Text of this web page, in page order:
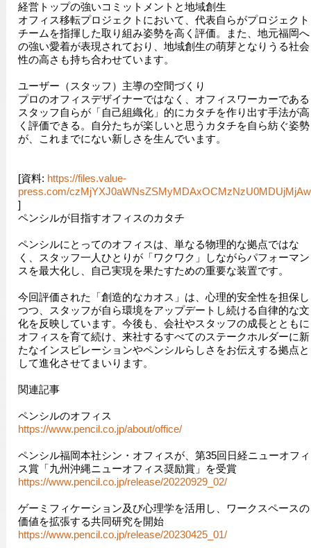
経営トップの強いコミットメントと地域創生
オフィス移転プロジェクトにおいて、代表自らがプロジェクト
チームを指揮した取り組み姿勢を高く評価。また、地元福岡へ
の強い愛着が表現されており、地域創生の萌芽となりうる社会
性の高さも持ち合わせています。
ユーザー（スタッフ）主導の空間づくり
プロのオフィスデザイナーではなく、オフィスワーカーである
スタッフ自らが「自己組織化」的にカタチを作り出す手法が高
く評価できる。自分たちが楽しいと思うカタチを自ら紡ぐ姿勢
が、これまでにない新しさを生んでいます。
[資料: https://files.value-
press.com/
]
ペンシルが目指すオフィスのカタチ
ペンシルにとってのオフィスは、単なる物理的な拠点ではな
く、スタッフ一人ひとりが「ワクワク」しながらパフォーマン
スを最大化し、自己実現を果たすための重要な装置です。
今回評価された「創造的なカオス」は、心理的安全性を担保し
つつ、スタッフが自ら環境をアップデートし続ける自律的な文
化を反映しています。今後も、会社やスタッフの成長とともに
オフィスを育て続け、来社するすべてのステークホルダーに新
たなインスピレーションやペンシルらしさをお伝えする拠点と
して進化させてまいります。
関連記事
ペンシルのオフィス
https://www.pencil.co.jp/about/office/
ペンシル福岡本社シン・オフィスが、第35回日経ニューオフィ
ス賞「九州沖縄ニューオフィス奨励賞」を受賞
https://www.pencil.co.jp/release/20220929_02/
ゲーミフィケーション及び心理学を活用し、ワークスペースの
価値を拡張する共同研究を開始
https://www.pencil.co.jp/release/20230425_01/